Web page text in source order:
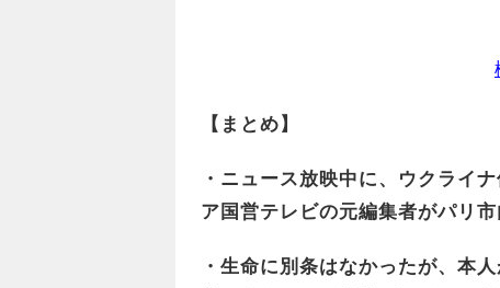
【まとめ】
・ニュース放映中に、ウクライ
ア国営テレビの元編集者がパリ
・生命に別条はなかったが、本